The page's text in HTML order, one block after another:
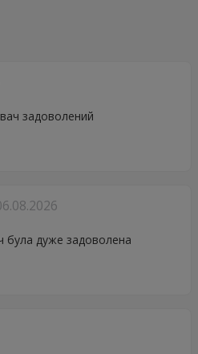
задоволений
була дуже задоволена